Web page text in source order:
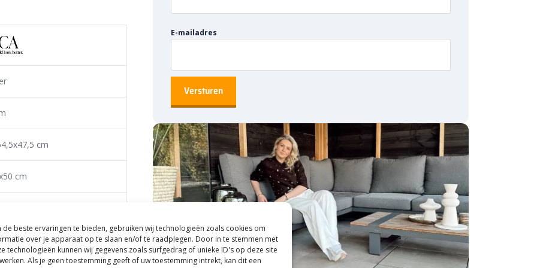
de beste ervaringen te bieden, gebruiken wij technologieën zoals cookies om
over je apparaat op te slaan en/of te raadplegen. Door in te stemmen met
technologieën kunnen wij gegevens zoals surfgedrag of unieke ID's op deze site
Als je geen toestemming geeft of uw toestemming intrekt, kan dit een
afwerking. De kleuren
komen hierdoor beter tot hun
de royale maat
een sterk en verzorgd geheel
met een
van kunsthars en
strak en verzorgd. De
planten optimaal
cm
cm
E-mailadres